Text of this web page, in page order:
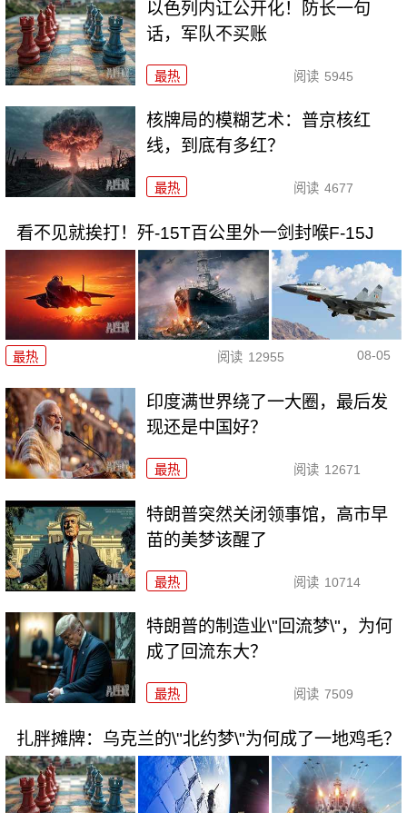
以色列内讧公开化！防长一句
话，军队不买账
最热 阅读 5945
核牌局的模糊艺术：普京核红
线，到底有多红？
最热 阅读 4677
看不见就挨打！歼-15T百公里外一剑封喉F-15J
最热 阅读 12955 08-05
印度满世界绕了一大圈，最后发
现还是中国好？
最热 阅读 12671
特朗普突然关闭领事馆，高市早
苗的美梦该醒了
最热 阅读 10714
特朗普的制造业\"回流梦\"，为何
成了回流东大？
最热 阅读 7509
扎胖摊牌：乌克兰的\"北约梦\"为何成了一地鸡毛？